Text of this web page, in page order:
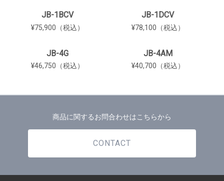
JB-1BCV
¥75,900（税込）
JB-1DCV
¥78,100（税込）
JB-4G
¥46,750（税込）
JB-4AM
¥40,700（税込）
商品に関するお問合わせはこちらから
CONTACT